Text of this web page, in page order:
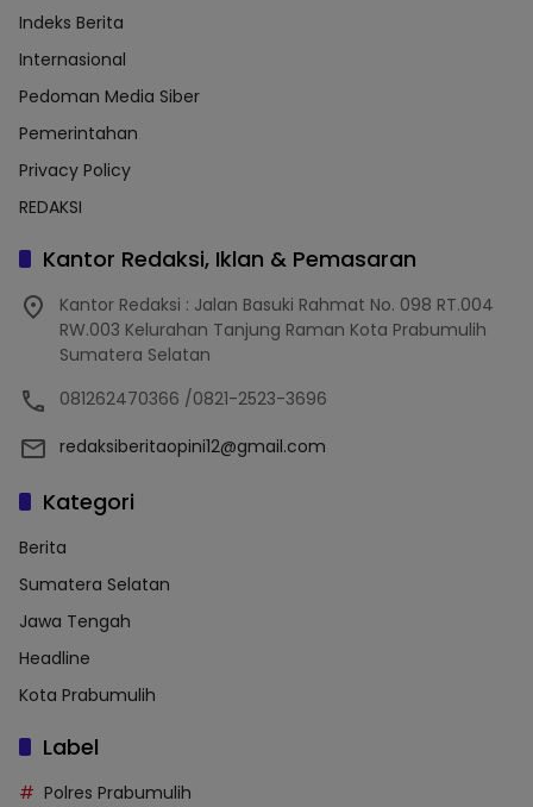
Indeks Berita
Internasional
Pedoman Media Siber
Pemerintahan
Privacy Policy
REDAKSI
Kantor Redaksi, Iklan & Pemasaran
Kantor Redaksi : Jalan Basuki Rahmat No. 098 RT.004
RW.003 Kelurahan Tanjung Raman Kota Prabumulih
Sumatera Selatan
081262470366 /0821-2523-3696
redaksiberitaopini12@gmail.com
Kategori
Berita
Sumatera Selatan
Jawa Tengah
Headline
Kota Prabumulih
Label
Polres Prabumulih